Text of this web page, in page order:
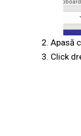
Apasă
Click